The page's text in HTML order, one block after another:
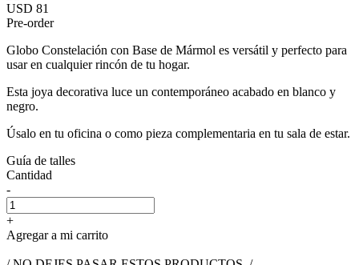
USD 81
Pre-order
Globo Constelación con Base de Mármol es versátil y perfecto para
usar en cualquier rincón de tu hogar.
Esta joya decorativa luce un contemporáneo acabado en blanco y
negro.
Úsalo en tu oficina o como pieza complementaria en tu sala de estar.
Guía de talles
Cantidad
-
+
Agregar a mi carrito